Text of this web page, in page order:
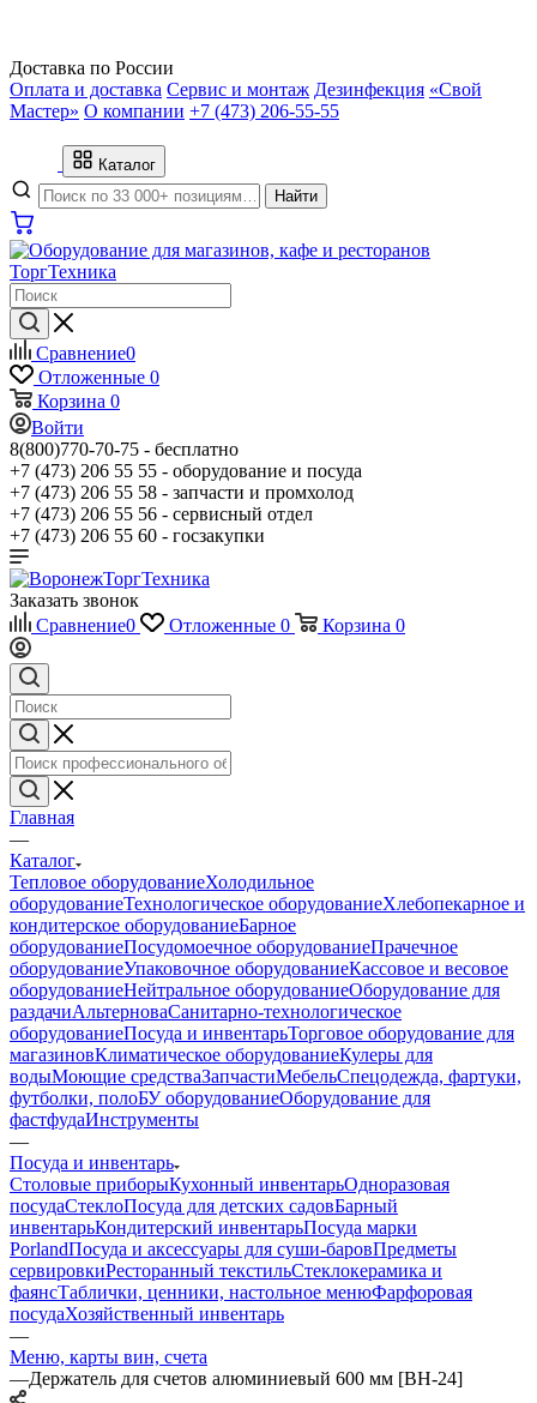
Доставка по России
Оплата и доставка Сервис и монтаж Дезинфекция «Свой
Мастер» О компании +7 (473) 206-55-55
Каталог
Найти
Сравнение0
Отложенные 0
Корзина 0
Войти
8(800)770-70-75 - бесплатно
+7 (473) 206 55 55 - оборудование и посуда
+7 (473) 206 55 58 - запчасти и промхолод
+7 (473) 206 55 56 - сервисный отдел
+7 (473) 206 55 60 - госзакупки
Заказать звонок
Сравнение0 Отложенные 0 Корзина 0
Главная
—
Каталог
Тепловое оборудованиеХолодильное
оборудованиеТехнологическое оборудованиеХлебопекарное и
кондитерское оборудованиеБарное
оборудованиеПосудомоечное оборудованиеПрачечное
оборудованиеУпаковочное оборудованиеКассовое и весовое
оборудованиеНейтральное оборудованиеОборудование для
раздачиАльтерноваСанитарно-технологическое
оборудованиеПосуда и инвентарьТорговое оборудование для
магазиновКлиматическое оборудованиеКулеры для
водыМоющие средстваЗапчастиМебельСпецодежда, фартуки,
футболки, полоБУ оборудованиеОборудование для
фастфудаИнструменты
—
Посуда и инвентарь
Столовые приборыКухонный инвентарьОдноразовая
посудаСтеклоПосуда для детских садовБарный
инвентарьКондитерский инвентарьПосуда марки
PorlandПосуда и аксессуары для суши-баровПредметы
сервировкиРесторанный текстильСтеклокерамика и
фаянсТаблички, ценники, настольное менюФарфоровая
посудаХозяйственный инвентарь
—
Меню, карты вин, счета
—Держатель для счетов алюминиевый 600 мм [BH-24]